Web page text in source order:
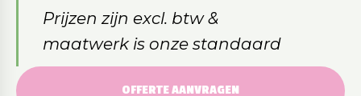
Prijzen zijn excl. btw &
maatwerk is onze standaard
OFFERTE AANVRAGEN